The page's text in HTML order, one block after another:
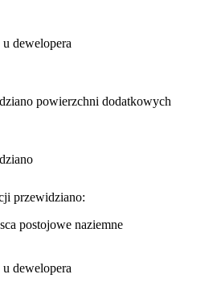
dewelopera
powierzchni dodatkowych
przewidziano:
postojowe naziemne
dewelopera